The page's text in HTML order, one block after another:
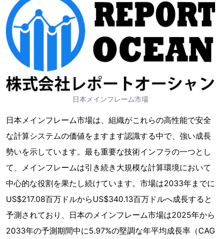
日本メインフレーム市場
日本メインフレーム市場は、組織がこれらの高性能で安全
な計算システムの価値をますます認識する中で、強い成長
勢いを示しています。最も重要な技術インフラの一つとし
て、メインフレームは引き続き大規模な計算環境において
中心的な役割を果たし続けています。市場は2033年までに
US$217.08百万ドルからUS$340.13百万ドルへ成長すると
予測されており、日本のメインフレーム市場は2025年から
2033年の予測期間中に5.97%の堅調な年平均成長率（CAG